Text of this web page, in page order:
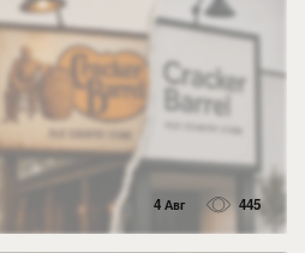
4 Авг 445